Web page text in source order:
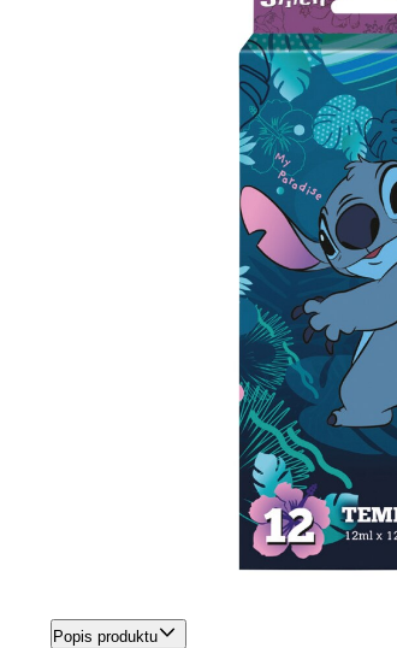
Popis produktu